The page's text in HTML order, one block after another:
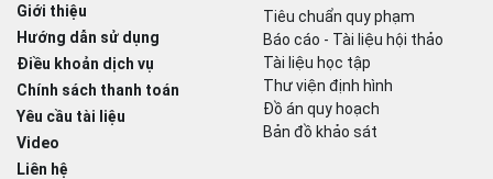
Giới thiệu
Hướng dẫn sử dụng
Điều khoản dịch vụ
Chính sách thanh toán
Yêu cầu tài liệu
Video
Liên hệ
Tiêu chuẩn quy phạm
Báo cáo - Tài liệu hội thảo
Tài liệu học tập
Thư viện định hình
Đồ án quy hoạch
Bản đồ khảo sát